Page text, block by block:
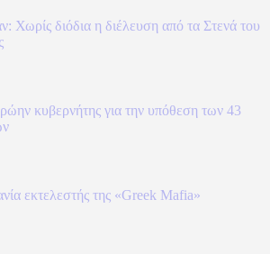
Χωρίς διόδια η διέλευση από τα Στενά του
κυβερνήτης για την υπόθεση των 43
εκτελεστής της «Greek Mafia»